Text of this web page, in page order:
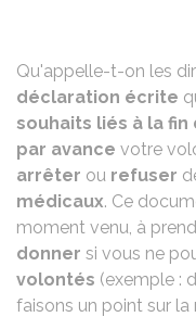
Qu'appelle-t-on les
déclaration écrite
souhaits liés à la
par avance votre
arrêter ou refuser
médicaux. Ce
moment venu, à
donner si vous ne
volontés (exemple :
faisons un point sur